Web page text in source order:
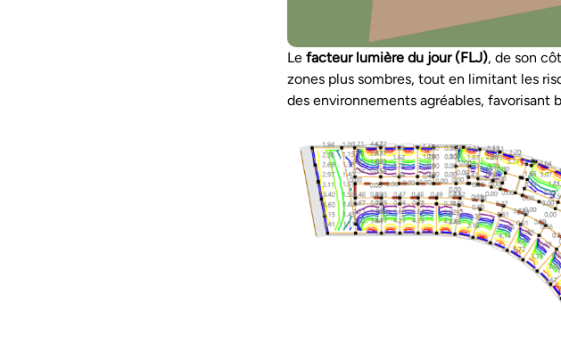
Le facteur lumière du jour (FLJ), de son
zones plus sombres, tout en limitant les
des environnements agréables,